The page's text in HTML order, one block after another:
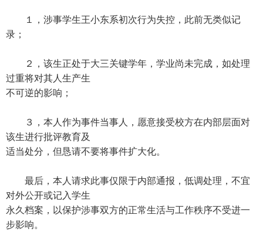
１，涉事学生王小东系初次行为失控，此前无类似记
录；
２，该生正处于大三关键学年，学业尚未完成，如处理
过重将对其人生产生
不可逆的影响；
３，本人作为事件当事人，愿意接受校方在内部层面对
该生进行批评教育及
适当处分，但恳请不要将事件扩大化。
最后，本人请求此事仅限于内部通报，低调处理，不宜
对外公开或记入学生
永久档案，以保护涉事双方的正常生活与工作秩序不受进一
步影响。